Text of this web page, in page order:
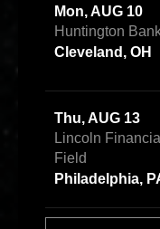
Mon, AUG 10
Huntington
Cleveland, OH
Thu, AUG 13
Lincoln Financial
Field
Philadelphia,